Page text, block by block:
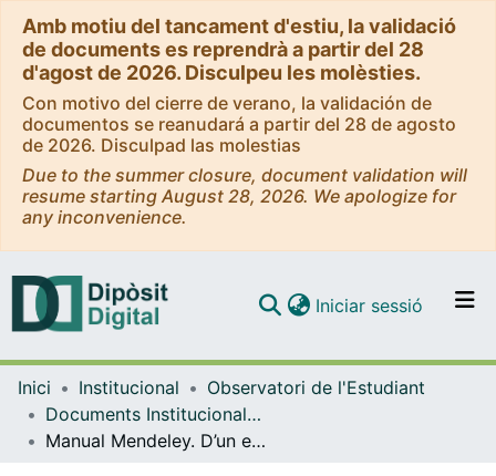
Amb motiu del tancament d'estiu, la validació
de documents es reprendrà a partir del 28
d'agost de 2026. Disculpeu les molèsties.
Con motivo del cierre de verano, la validación de
documentos se reanudará a partir del 28 de agosto
de 2026. Disculpad las molestias
Due to the summer closure, document validation will
resume starting August 28, 2026. We apologize for
any inconvenience.
Navega per tot el DD
Iniciar sessió (current)
Inici Institucional
Observatori de l'Estudiant
Documents Institucionals (Observatori de l'Estudiant)
Manual Mendeley. D’un estudiant pels estudiants